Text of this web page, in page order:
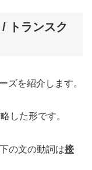
トランスク
ズを紹介します。
した形です。
の文の動詞は接